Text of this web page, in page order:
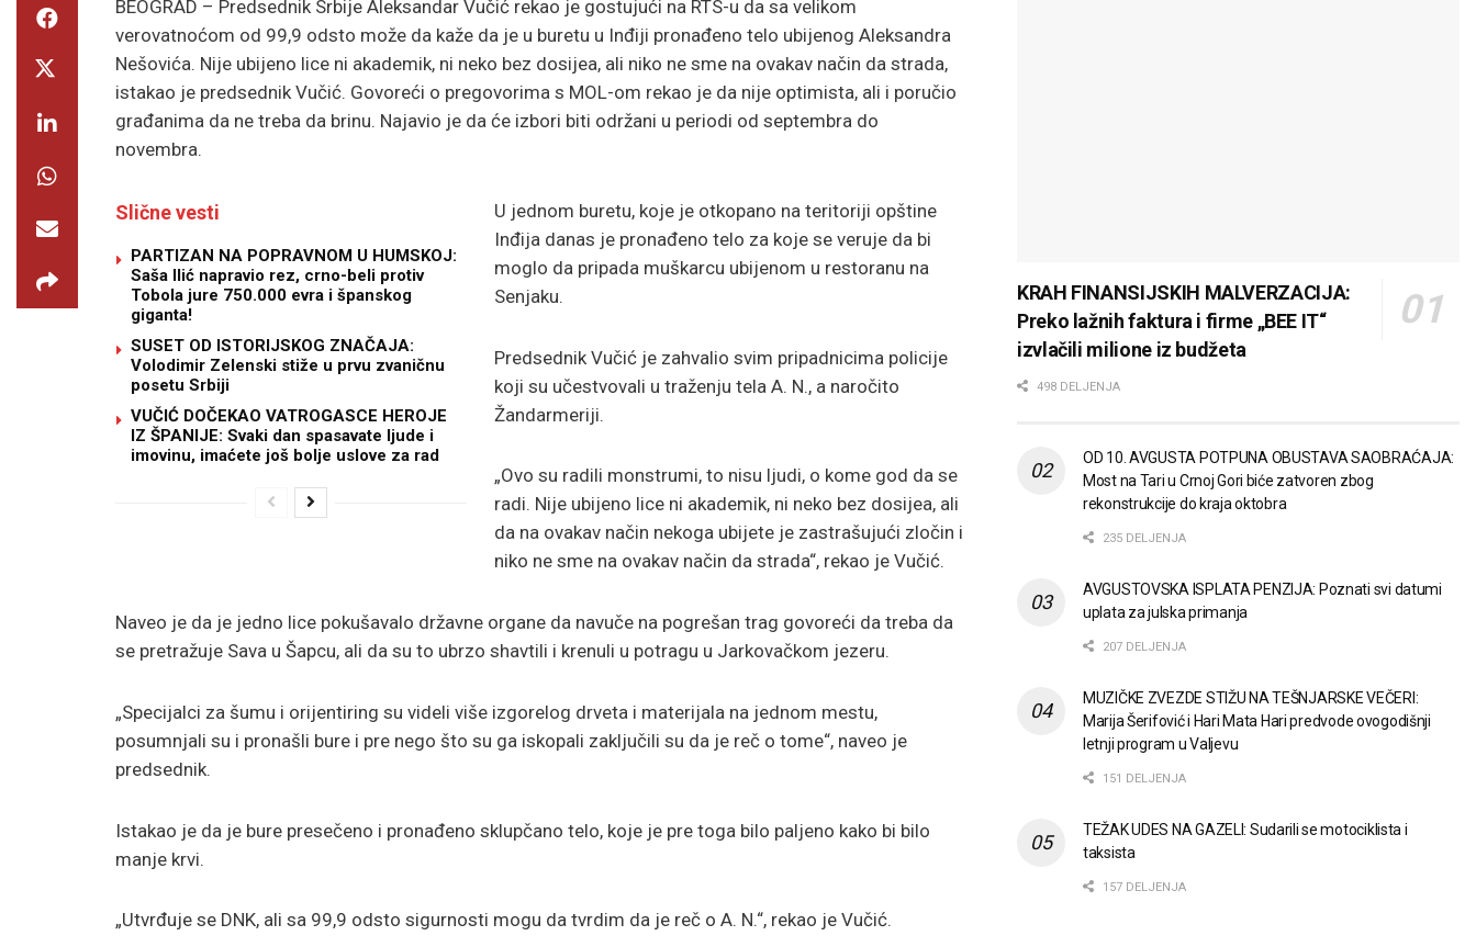
BEOGRAD – Predsednik Srbije Aleksandar Vučić rekao je gostujući na RTS-u da sa velikom
verovatnoćom od 99,9 odsto može da kaže da je u buretu u Inđiji pronađeno telo ubijenog Aleksandra
Nešovića. Nije ubijeno lice ni akademik, ni neko bez dosijea, ali niko ne sme na ovakav način da strada,
istakao je predsednik Vučić. Govoreći o pregovorima s MOL-om rekao je da nije optimista, ali i poručio
građanima da ne treba da brinu. Najavio je da će izbori biti održani u periodi od septembra do
novembra.
Slične vesti
PARTIZAN NA POPRAVNOM U HUMSKOJ:
Saša Ilić napravio rez, crno-beli protiv
Tobola jure 750.000 evra i španskog
giganta!
SUSET OD ISTORIJSKOG ZNAČAJA:
Volodimir Zelenski stiže u prvu zvaničnu
posetu Srbiji
VUČIĆ DOČEKAO VATROGASCE HEROJE
IZ ŠPANIJE: Svaki dan spasavate ljude i
imovinu, imaćete još bolje uslove za rad
U jednom buretu, koje je otkopano na teritoriji opštine
Inđija danas je pronađeno telo za koje se veruje da bi
moglo da pripada muškarcu ubijenom u restoranu na
Senjaku.
Predsednik Vučić je zahvalio svim pripadnicima policije
koji su učestvovali u traženju tela A. N., a naročito
Žandarmeriji.
„Ovo su radili monstrumi, to nisu ljudi, o kome god da se
radi. Nije ubijeno lice ni akademik, ni neko bez dosijea, ali
da na ovakav način nekoga ubijete je zastrašujući zločin i
niko ne sme na ovakav način da strada“, rekao je Vučić.
Naveo je da je jedno lice pokušavalo državne organe da navuče na pogrešan trag govoreći da treba da
se pretražuje Sava u Šapcu, ali da su to ubrzo shavtili i krenuli u potragu u Jarkovačkom jezeru.
„Specijalci za šumu i orijentiring su videli više izgorelog drveta i materijala na jednom mestu,
posumnjali su i pronašli bure i pre nego što su ga iskopali zaključili su da je reč o tome“, naveo je
predsednik.
Istakao je da je bure presečeno i pronađeno sklupčano telo, koje je pre toga bilo paljeno kako bi bilo
manje krvi.
„Utvrđuje se DNK, ali sa 99,9 odsto sigurnosti mogu da tvrdim da je reč o A. N.“, rekao je Vučić.
KRAH FINANSIJSKIH MALVERZACIJA:
Preko lažnih faktura i firme „BEE IT“
izvlačili milione iz budžeta
498 DELJENJA
OD 10. AVGUSTA POTPUNA OBUSTAVA SAOBRAĆAJA:
Most na Tari u Crnoj Gori biće zatvoren zbog
rekonstrukcije do kraja oktobra
235 DELJENJA
AVGUSTOVSKA ISPLATA PENZIJA: Poznati svi datumi
uplata za julska primanja
207 DELJENJA
MUZIČKE ZVEZDE STIŽU NA TEŠNJARSKE VEČERI:
Marija Šerifović i Hari Mata Hari predvode ovogodišnji
letnji program u Valjevu
151 DELJENJA
TEŽAK UDES NA GAZELI: Sudarili se motociklista i
taksista
157 DELJENJA